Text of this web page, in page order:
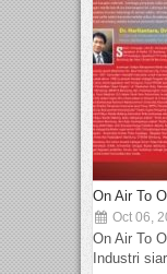
On Air To
Oct 06,
On Air To
Industri